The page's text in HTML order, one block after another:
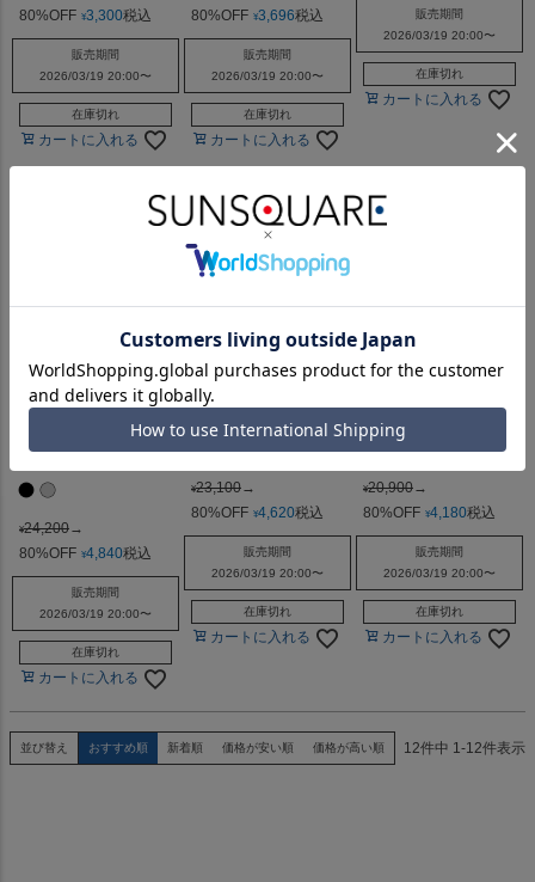
80%OFF ¥3,300税込
販売期間
2026/03/19 20:00〜
在庫切れ
カートに入れる
80%OFF ¥3,696税込
販売期間
2026/03/19 20:00〜
在庫切れ
カートに入れる
販売期間
2026/03/19 20:00〜
在庫切れ
カートに入れる
★灰色の輝き【ティ
¥24,200→
80%OFF ¥4,840税込
販売期間
2026/03/19 20:00〜
在庫切れ
カートに入れる
¥23,100→
80%OFF ¥4,620税込
販売期間
2026/03/19 20:00〜
在庫切れ
カートに入れる
★in the box スカー
¥20,900→
80%OFF ¥4,180税込
販売期間
2026/03/19 20:00〜
在庫切れ
カートに入れる
並び替え おすすめ順 新着順 価格が安い順 価格が高い順 12件中 1 -12件表示